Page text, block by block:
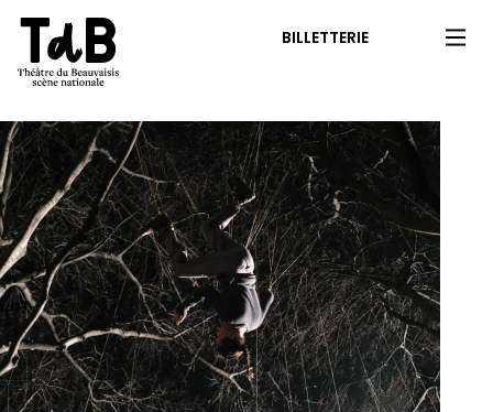
BILLETTERIE